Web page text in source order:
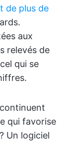
de plus de
aux
relevés de
qui se
continuent
qui favorise
Un logiciel